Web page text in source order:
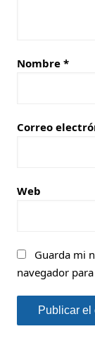
Nombre *
Correo
Web
Guarda mi
navegador